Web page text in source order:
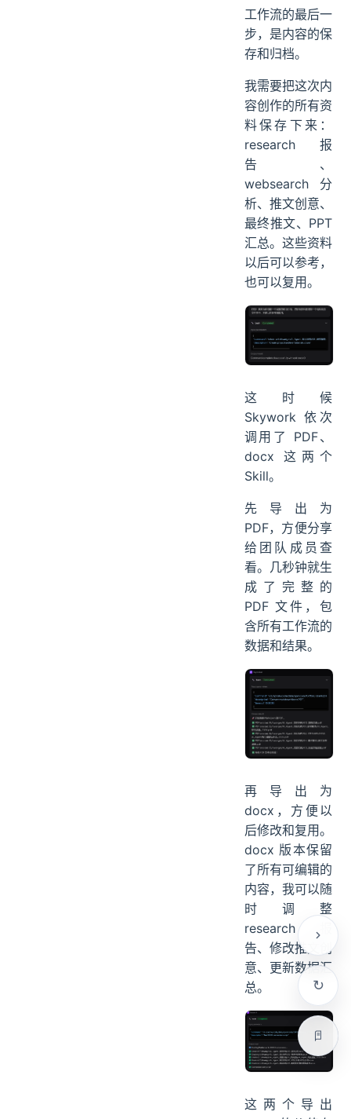
工作流的最后一
步，是内容的保
存和归档。
我需要把这次内
容创作的所有资
料保存下来：
research 报
告、
websearch 分
析、推文创意、
最终推文、PPT
汇总。这些资料
以后可以参考，
也可以复用。
这时候
Skywork 依次
调用了 PDF、
docx 这两个
Skill。
先导出为
PDF，方便分享
给团队成员查
看。几秒钟就生
成了完整的
PDF 文件，包
含所有工作流的
数据和结果。
再导出为
docx，方便以
后修改和复用。
docx 版本保留
了所有可编辑的
内容，我可以随
时调整
research 报
告、修改推文创
意、更新数据汇
总。
这两个导出